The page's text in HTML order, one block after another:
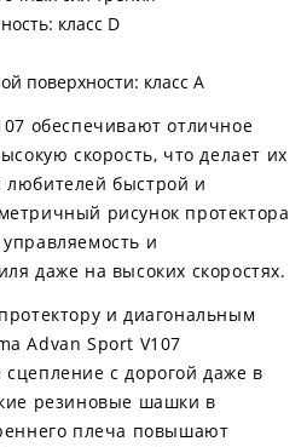
класс D
поверхности: класс A
обеспечивают отличное
скорость, что делает их
быстрой и
рисунок протектора
и
даже на высоких скоростях.
и диагональным
Advan Sport V107
с дорогой даже в
резиновые шашки в
плеча повышают